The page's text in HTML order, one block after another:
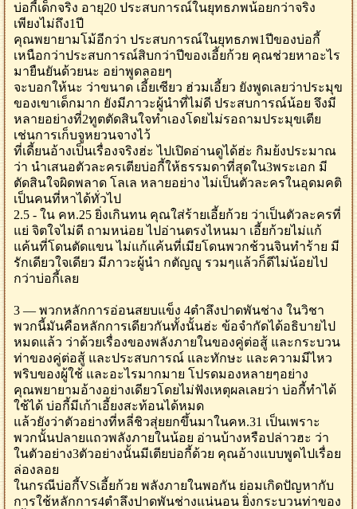
บ่อกี้เด็กจริง อายุ20 ประสบการณ์ในยุทธภพน้อยกว่าจริง
เพียงไม่ถึง1ปี
คุณพยายามโม้อีกว่า ประสบการณ์ในยุทธภพ1ปีของบ่อกี้
เหนือกว่าประสบการณ์สิบกว่าปีของเอี้ยก้วย คุณช่วยหาอะไร
มายืนยันด้วยนะ อย่าพูดลอยๆ
จะบอกให้นะ ว่าขนาด เอี้ยเซียว ฮ่วมเอี้ยว ยังพูดเลยว่าประมุข
ของเขาเด็กมาก ยังมีภาวะผู้นำที่ไม่ดี ประสบการณ์น้อย จึงมี
หลายอย่างที่2ทูตตัดสินใจทำเองโดยไม่รอถามประมุขเตีย
เช่นการเก็บจูหยวนจางไว้
ที่เดี้ยนอ้างเป็นเรื่องจริงฮ่ะ ไปเปิดอ่านดูได้ฮ่ะ กิมย้งประมาณ
ว่า นำเสนอตัวละครเตียบ่อกี้ให้ธรรมดาที่สุดใน3พระเอก มี
ตัดสินใจผิดพลาด โลเล หลายอย่าง ไม่เป็นตัวละครในอุดมคติ
เป็นคนที่หาได้ทั่วไป
2.5 - ใน คห.25 ยิ่งเกินทน คุณใส่ร้ายเอี้ยก้วย ว่าเป็นตัวละครที่
แย่ จิตใจไม่ดี ถามหน่อย ไปอ่านตรงไหนมา เอี้ยก้วยไม่แก้
แค้นที่โดนตัดแขน ไม่แก้แค้นที่เมียโดนพวกช้วนจินทำร้าย มี
รักเดียวใจเดียว มีภาวะผู้นำ กตัญญู รวมๆแล้วก็ดีไม่น้อยไป
กว่าบ่อกี้เลย
3 — พวกหลักการอ่อนสยบแข็ง 4ตำลึงปาดพันช่าง ในวิชา
พวกนี้มันคือหลักการเดียวกันทั้งนั้นฮ่ะ ข้อจำกัดได้อธิบายไป
หมดแล้ว ว่าด้วยเรื่องของพลังภายในของคู่ต่อสู้ และกระบวน
ท่าของคู่ต่อสู้ และประสบการณ์ และทักษะ และความมีไหว
พริบของผู้ใช้ และอะไรมากมาย โปรดมองหลายๆอย่าง
คุณพยายามอ้างอย่างเดียวโดยไม่ฟังเหตุผลเลยว่า บ่อกี้ทำได้
ใช้ได้ บ่อกี้มีเก้าเอี้ยงสะท้อนได้หมด
แล้วยังว่าตัวอย่างที่หลี่ชิวสุ่ยยกขึ้นมาในคห.31 เป็นเพราะ
พวกนั้นปลายแถวพลังภายในน้อย อ่านบ้างหรือปล่าวฮะ ว่า
ในตัวอย่าง3ตัวอย่างนั้นมีเตียบ่อกี้ด้วย คุณอ้างแบบพูดไปเรื่อย
ล่องลอย
ในกรณีบ่อกี้VSเอี้ยก้วย พลังภายในพอกัน ย่อมเกิดปัญหากับ
การใช้หลักการ4ตำลึงปาดพันช่างแน่นอน ยิ่งกระบวนท่าของ